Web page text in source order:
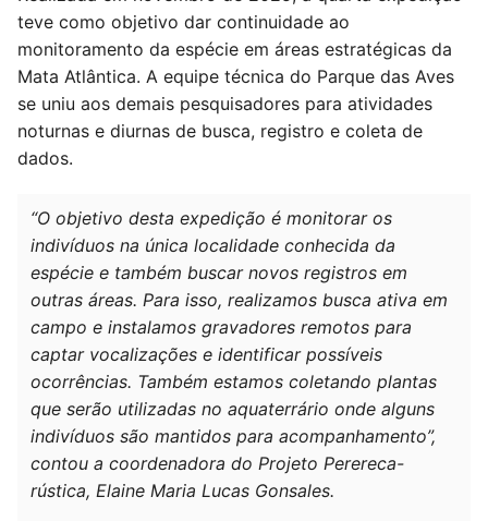
teve como objetivo dar continuidade ao
monitoramento da espécie em áreas estratégicas da
Mata Atlântica. A equipe técnica do Parque das Aves
se uniu aos demais pesquisadores para atividades
noturnas e diurnas de busca, registro e coleta de
dados.
“O objetivo desta expedição é monitorar os
indivíduos na única localidade conhecida da
espécie e também buscar novos registros em
outras áreas. Para isso, realizamos busca ativa em
campo e instalamos gravadores remotos para
captar vocalizações e identificar possíveis
ocorrências. Também estamos coletando plantas
que serão utilizadas no aquaterrário onde alguns
indivíduos são mantidos para acompanhamento”,
contou a coordenadora do Projeto Perereca-
rústica, Elaine Maria Lucas Gonsales.